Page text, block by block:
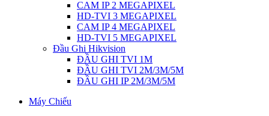
CAM IP 2 MEGAPIXEL
HD-TVI 3 MEGAPIXEL
CAM IP 4 MEGAPIXEL
HD-TVI 5 MEGAPIXEL
Đầu Ghi Hikvision
ĐẦU GHI TVI 1M
ĐẦU GHI TVI 2M/3M/5M
ĐẦU GHI IP 2M/3M/5M
Máy Chiếu